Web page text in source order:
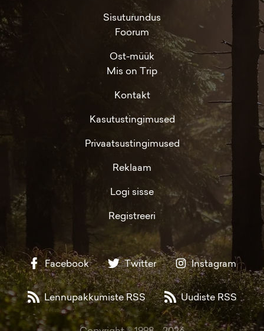
Sisuturundus
Foorum
Ost-müük
Mis on Trip
Kontakt
Kasutustingimused
Privaatsustingimused
Reklaam
Logi sisse
Registreeri
Facebook Twitter Instagram
Lennupakkumiste RSS Uudiste RSS